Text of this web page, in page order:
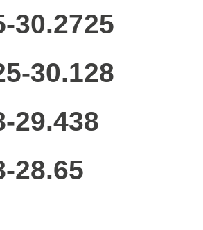
30.2725
30.128
29.438
28.65